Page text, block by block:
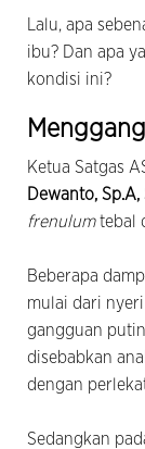
Lalu, apa
ibu? Dan apa
kondisi ini?
Ketua Satgas
Dewanto,
frenulumtebal
Beberapa
mulai dari
gangguan
disebabkan
dengan
Sedangkan